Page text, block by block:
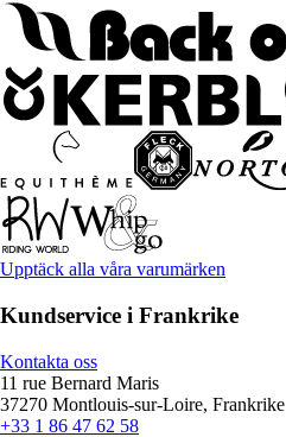
Upptäck alla våra varumärken
Kundservice i Frankrike
Kontakta oss
11 rue Bernard Maris
37270 Montlouis-sur-Loire, Frankrike
+33 1 86 47 62 58